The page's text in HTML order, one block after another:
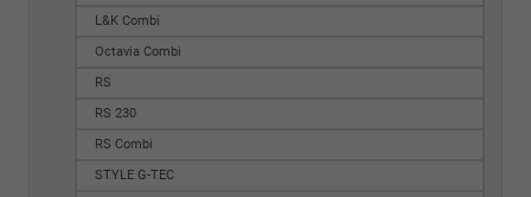
L&K Combi
Octavia Combi
RS
RS 230
RS Combi
STYLE G-TEC